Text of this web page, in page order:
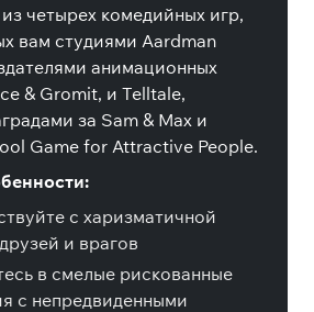
четырех комедийных игр,
вам студиями Aardman
анимационных
& Gromit, и Telltale,
за Sam & Max и
Game for Attractive People.
с харизматичной
и врагов
в смелые рискованные
с непредвиденными